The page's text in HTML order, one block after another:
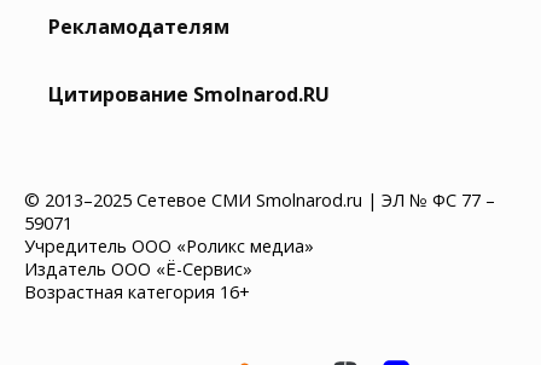
Рекламодателям
Цитирование Smolnarod.RU
© 2013–2025 Сетевое СМИ Smolnarod.ru | ЭЛ № ФС 77 –
59071
Учредитель ООО «Роликс медиа»
Издатель ООО «Ё-Сервис»
Возрастная категория 16+